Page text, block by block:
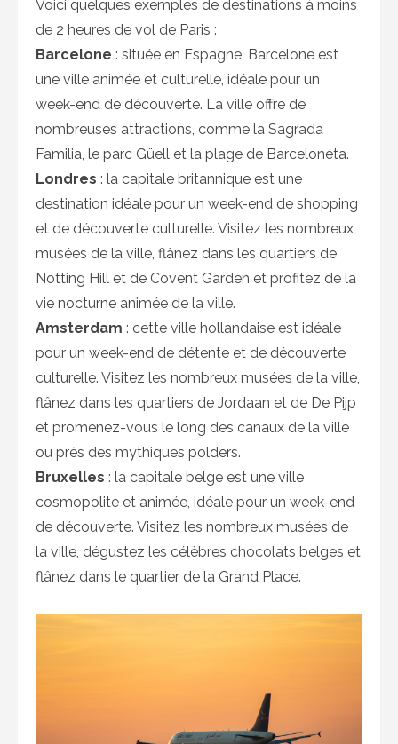
Voici quelques exemples de destinations à moins
de 2 heures de vol de Paris :
Barcelone : située en Espagne, Barcelone est
une ville animée et culturelle, idéale pour un
week-end de découverte. La ville offre de
nombreuses attractions, comme la Sagrada
Familia, le parc Güell et la plage de Barceloneta.
Londres : la capitale britannique est une
destination idéale pour un week-end de shopping
et de découverte culturelle. Visitez les nombreux
musées de la ville, flânez dans les quartiers de
Notting Hill et de Covent Garden et profitez de la
vie nocturne animée de la ville.
Amsterdam : cette ville hollandaise est idéale
pour un week-end de détente et de découverte
culturelle. Visitez les nombreux musées de la ville,
flânez dans les quartiers de Jordaan et de De Pijp
et promenez-vous le long des canaux de la ville
ou près des mythiques polders.
Bruxelles : la capitale belge est une ville
cosmopolite et animée, idéale pour un week-end
de découverte. Visitez les nombreux musées de
la ville, dégustez les célèbres chocolats belges et
flânez dans le quartier de la Grand Place.